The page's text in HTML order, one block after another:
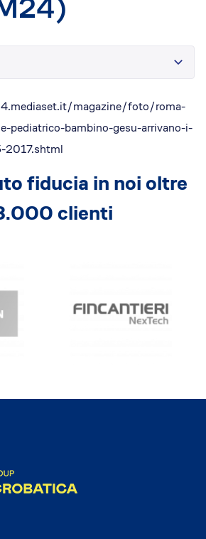
magazine/foto/roma-
pediatrico-bambino-gesu-arrivano-i-
2017.shtml
fiducia in noi oltre
clienti